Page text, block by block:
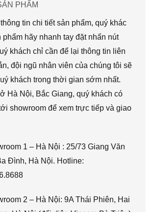
PHẨM
tin chi tiết sản phẩm, quý khác
hãy nhanh tay đặt nhấn nút
khách chỉ cần để lại thông tin liên
đội ngũ nhân viên của chúng tôi sẽ
khách trong thời gian sớm nhất.
Hà Nội, Bắc Giang, quý khách có
showroom để xem trực tiếp và giao
1 – Hà Nội : 25/73 Giang Văn
Đình, Hà Nội. Hotline:
2 – Hà Nội: 9A Thái Phiên, Hai